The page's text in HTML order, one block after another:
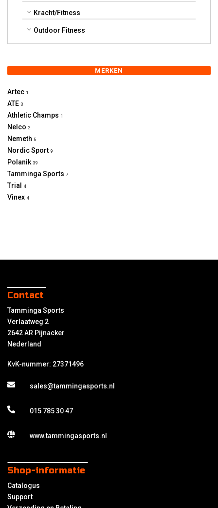
Kracht/Fitness
Outdoor Fitness
MERKEN
Artec 1
ATE 3
Athletic Champs 1
Nelco 2
Nemeth 5
Nordic Sport 9
Polanik 39
Tamminga Sports 7
Trial 4
Vinex 4
Contact
Tamminga Sports
Verlaatweg 2
2642 AR Pijnacker
Nederland
KvK-nummer: 27371496
sales@tammingasports.nl
015 785 30 47
www.tammingasports.nl
Shop-informatie
Catalogus
Support